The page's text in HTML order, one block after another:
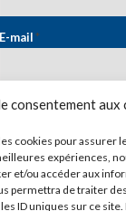
consentement aux
cookies pour assurer
expériences,
et/ou accéder aux
permettra de traiter
ID uniques sur ce
E-mail*